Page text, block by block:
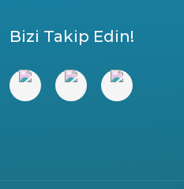
Bizi Takip Edin!